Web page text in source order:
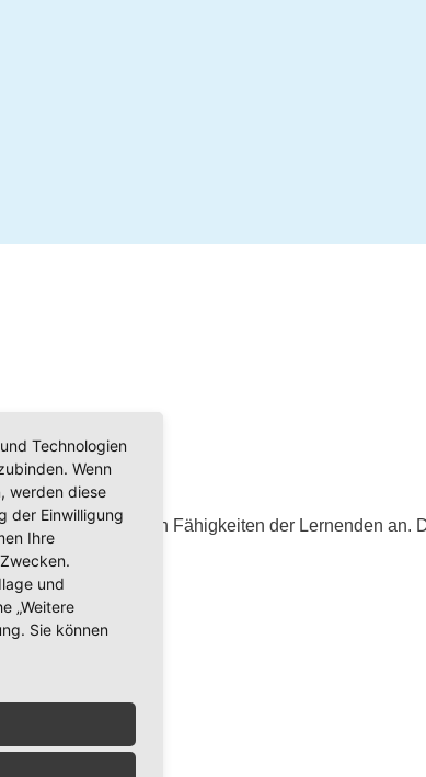
geistlichen Fähigkeiten der Lernenden an.
Technologien
Wenn
werden diese
der Einwilligung
Ihre
und
„Weitere
Sie können